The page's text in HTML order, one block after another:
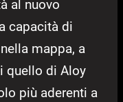
al nuovo
capacità di
mappa, a
quello di Aloy
più aderenti a